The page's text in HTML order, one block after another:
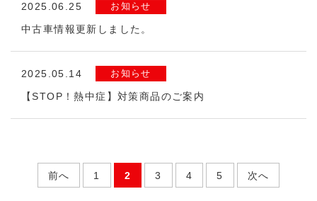
2025.06.25 お知らせ
中古車情報更新しました。
2025.05.14 お知らせ
【STOP！熱中症】対策商品のご案内
前へ 1 2 3 4 5 次へ